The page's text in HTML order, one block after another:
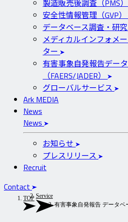
製造販売後調査（PMS）
安全性情報管理（GVP）
データベース調査・研究
メディカルインフォメ
ター
有害事象自発報告デー
（FAERS/JADER）
グローバルサービス
Ark MEDIA
News
News
お知らせ
プレスリリース
Recruit
Contact
TOP Service
有害事象自発報告 データベ